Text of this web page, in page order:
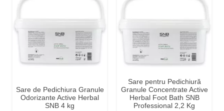
Sare de Pedichiura Granule
Odorizante Active Herbal
SNB 4 kg
Sare pentru Pedichiură
Granule Concentrate Active
Herbal Foot Bath SNB
Professional 2,2 Kg